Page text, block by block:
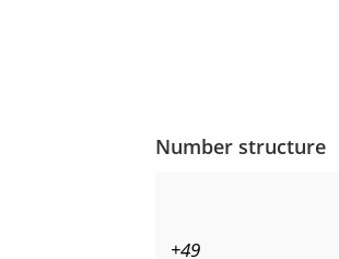
Number structure
+49